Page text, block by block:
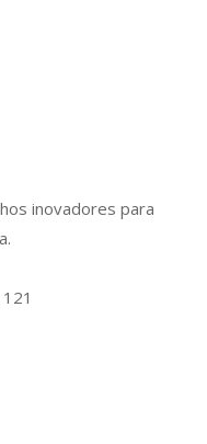
inovadores para